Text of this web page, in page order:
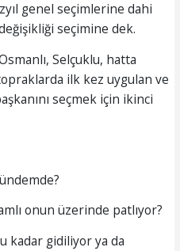
genel seçimlerine dahi
seçimine dek.
Selçuklu, hatta
ilk kez uygulan ve
seçmek için ikinci
onun üzerinde patlıyor?
kadar gidiliyor ya da